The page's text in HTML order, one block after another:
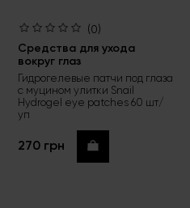
(0)
Средства для ухода
вокруг глаз
Гидрогелевые патчи под глаза
с муцином улитки Snail
Hydrogel eye patches 60 шт/
уп
270 грн Купить